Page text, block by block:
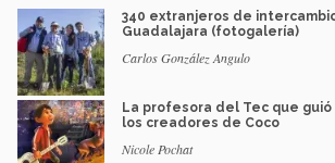
340 extranjeros de
Guadalajara (fotogalería)
Carlos González Angulo
La profesora del Tec que guió
los creadores de Coco
Nicole Pochat